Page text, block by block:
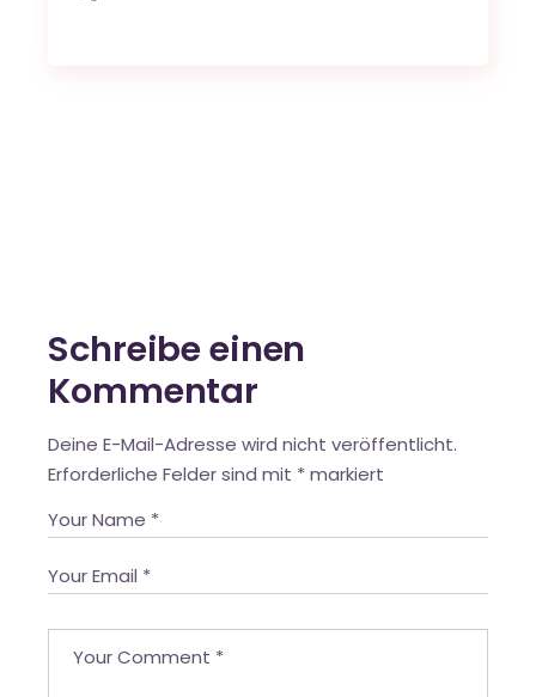
Schreibe einen
Kommentar
Deine E-Mail-Adresse wird nicht veröffentlicht.
Erforderliche Felder sind mit * markiert